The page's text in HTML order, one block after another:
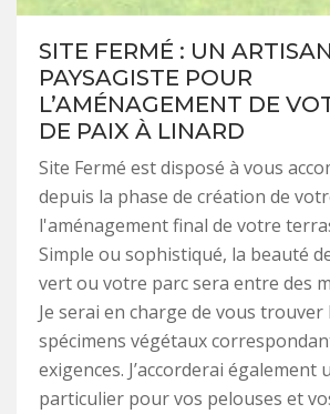
SITE FERMÉ : UN ARTISAN
PAYSAGISTE POUR
L’AMÉNAGEMENT DE
DE PAIX À LINARD
Site Fermé est disposé à vous
depuis la phase de création de
l'aménagement final de votre
Simple ou sophistiqué, la beauté
vert ou votre parc sera entre des
Je serai en charge de vous trouver
spécimens végétaux
exigences. J’accorderai également
particulier pour vos pelouses et